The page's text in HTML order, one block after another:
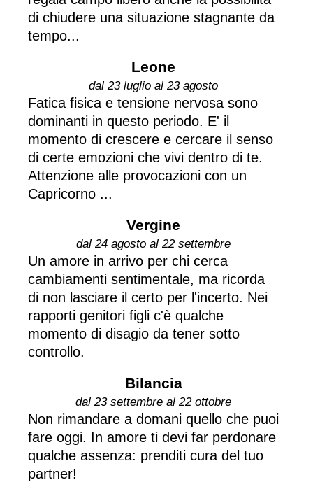
di chiudere una situazione stagnante da
tempo...
Leone
dal 23 luglio al 23 agosto
Fatica fisica e tensione nervosa sono
dominanti in questo periodo. E' il
momento di crescere e cercare il senso
di certe emozioni che vivi dentro di te.
Attenzione alle provocazioni con un
Capricorno ...
Vergine
dal 24 agosto al 22 settembre
Un amore in arrivo per chi cerca
cambiamenti sentimentale, ma ricorda
di non lasciare il certo per l'incerto. Nei
rapporti genitori figli c'è qualche
momento di disagio da tener sotto
controllo.
Bilancia
dal 23 settembre al 22 ottobre
Non rimandare a domani quello che puoi
fare oggi. In amore ti devi far perdonare
qualche assenza: prenditi cura del tuo
partner!